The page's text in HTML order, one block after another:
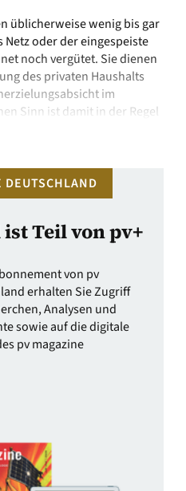
üblicherweise wenig bis gar
oder der eingespeiste
noch vergütet. Sie dienen
des privaten Haushalts
im
Sinn ist damit in der Regel
DEUTSCHLAND
Teil von pv+
von pv
erhalten Sie Zugriff
Analysen und
sowie auf die digitale
pv magazine